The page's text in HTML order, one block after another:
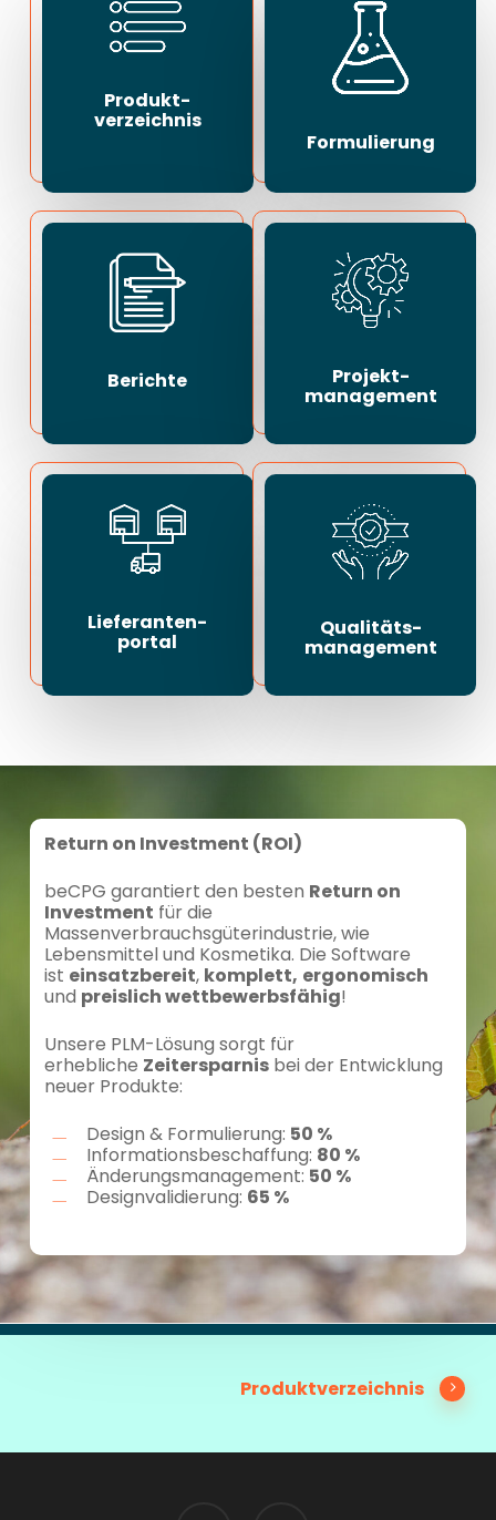
Produkt-
verzeichnis
Formulierung
Berichte Projekt-
management
Lieferanten-
portal
Qualitäts-
management
Return on Investment (ROI)
beCPG garantiert den besten Return on
Investment für die
Massenverbrauchsgüterindustrie, wie
Lebensmittel und Kosmetika. Die Software
ist einsatzbereit, komplett, ergonomisch
und preislich wettbewerbsfähig!
Unsere PLM-Lösung sorgt für
erhebliche Zeitersparnis bei der Entwicklung
neuer Produkte:
Design & Formulierung: 50 %
Informationsbeschaffung: 80 %
Änderungsmanagement: 50 %
Designvalidierung: 65 %
Produktverzeichnis